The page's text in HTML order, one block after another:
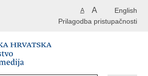
English
A A
Prilagodba pristupačnosti